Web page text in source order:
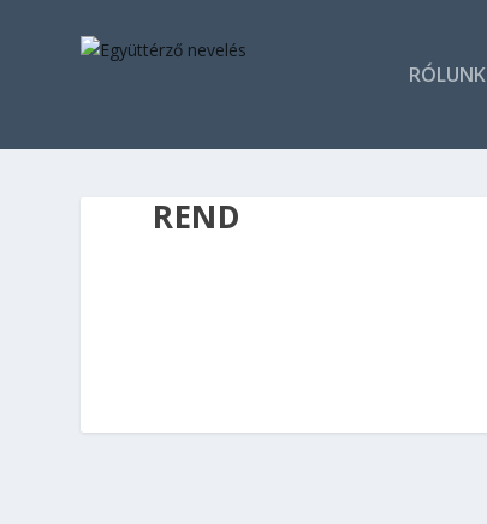
RÓLUNK
REND